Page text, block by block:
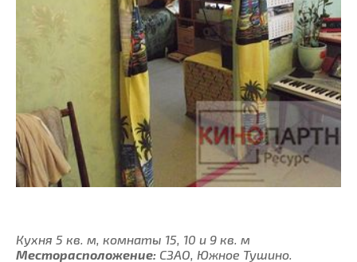
Кухня 5 кв. м, комнаты 15, 10 и 9 кв. м
Месторасположение: СЗАО, Южное Тушино.